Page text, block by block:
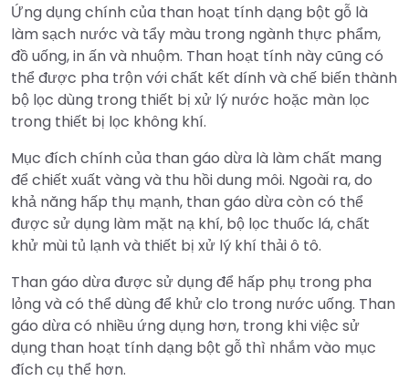
Ứng dụng chính của than hoạt tính dạng bột gỗ là
làm sạch nước và tẩy màu trong ngành thực phẩm,
đồ uống, in ấn và nhuộm. Than hoạt tính này cũng có
thể được pha trộn với chất kết dính và chế biến thành
bộ lọc dùng trong thiết bị xử lý nước hoặc màn lọc
trong thiết bị lọc không khí.
Mục đích chính của than gáo dừa là làm chất mang
để chiết xuất vàng và thu hồi dung môi. Ngoài ra, do
khả năng hấp thụ mạnh, than gáo dừa còn có thể
được sử dụng làm mặt nạ khí, bộ lọc thuốc lá, chất
khử mùi tủ lạnh và thiết bị xử lý khí thải ô tô.
Than gáo dừa được sử dụng để hấp phụ trong pha
lỏng và có thể dùng để khử clo trong nước uống. Than
gáo dừa có nhiều ứng dụng hơn, trong khi việc sử
dụng than hoạt tính dạng bột gỗ thì nhắm vào mục
đích cụ thể hơn.